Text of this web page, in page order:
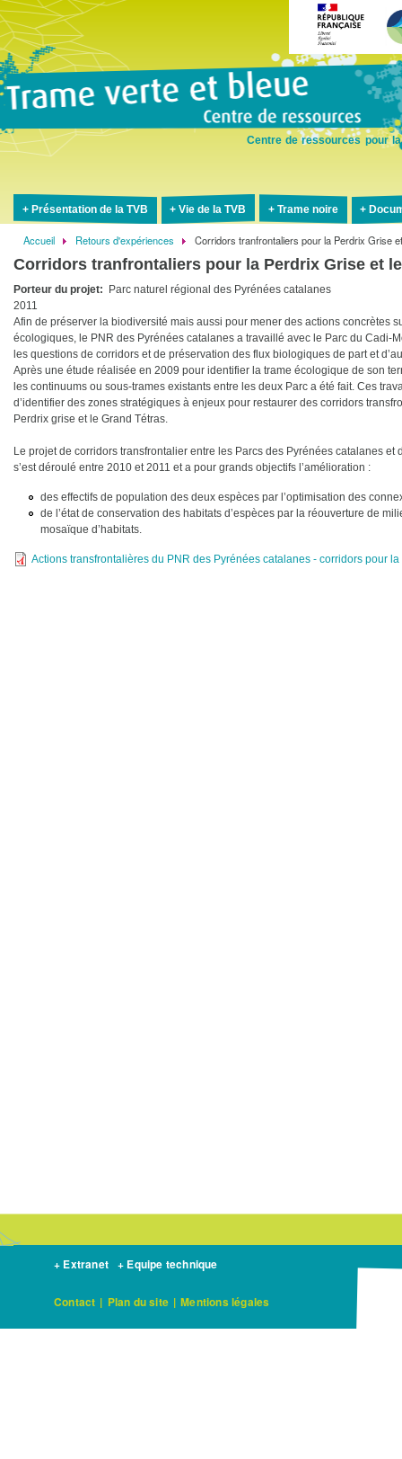
Centre de ressources pour
Présentation de la TVB Vie de la TVB Trame noire
Fil
d'Ariane
Accueil Retours d'expériences Corridors tranfrontaliers pour la Perdrix Grise
Corridors tranfrontaliers pour la Perdrix Grise et
Porteur du projet
Parc naturel régional des Pyrénées catalanes
2011
Afin de préserver la biodiversité mais aussi pour mener des actions concrètes
écologiques, le PNR des Pyrénées catalanes a travaillé avec le Parc du Cadi-
les questions de corridors et de préservation des flux biologiques de part et
Après une étude réalisée en 2009 pour identifier la trame écologique de son
les continuums ou sous-trames existants entre les deux Parc a été fait. Ces
d’identifier des zones stratégiques à enjeux pour restaurer des corridors
Perdrix grise et le Grand Tétras.
Le projet de corridors transfrontalier entre les Parcs des Pyrénées catalanes et
s’est déroulé entre 2010 et 2011 et a pour grands objectifs l’amélioration :
des effectifs de population des deux espèces par l’optimisation des
de l’état de conservation des habitats d’espèces par la réouverture de
mosaïque d’habitats.
Actions transfrontalières du PNR des Pyrénées catalanes - corridors pour
+ Extranet + Equipe technique
Contact | Plan du site | Mentions légales